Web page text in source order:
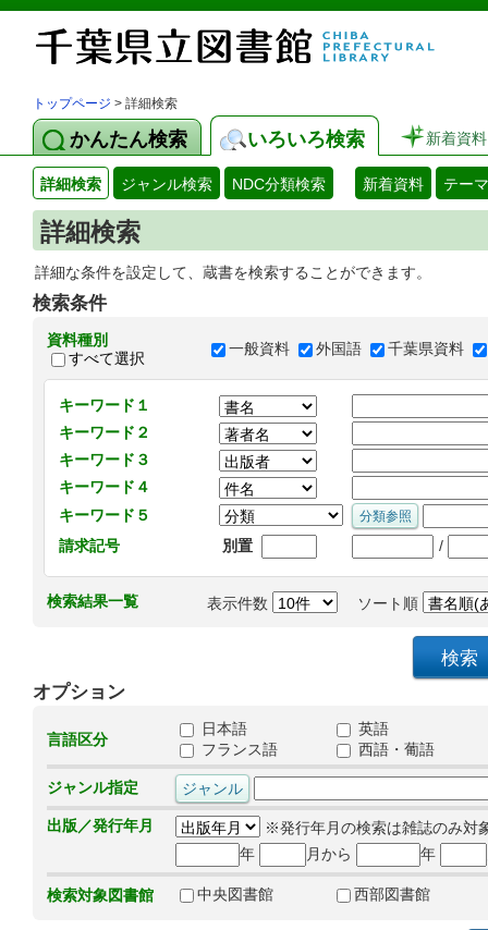
トップページ > 詳細検索
かんたん検索 いろいろ検索 新着資料
詳細検索 ジャンル検索 NDC分類検索 新着資料 テー
詳細検索
詳細な条件を設定して、蔵書を検索することができます。
検索条件
資料種別
すべて選択
一般資料 外国語 千葉県資料
キーワード１
キーワード２
キーワード３
キーワード４
キーワード５
請求記号
別置 /
検索結果一覧 表示件数 ソート順
オプション
言語区分
日本語
英語
フランス語
西語・葡語
ジャンル指定
出版／発行年月
※発行年月の検索は雑誌のみ対
年
月から 年
検索対象図書館 中央図書館 西部図書館